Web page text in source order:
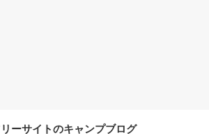
ーサイトのキャンプブログ